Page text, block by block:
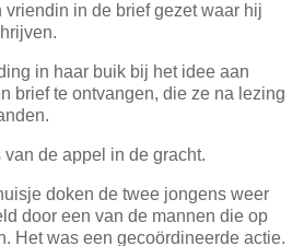
in de brief gezet waar hij
in haar buik bij het idee aan
brief te ontvangen, die ze na lezing
de appel in de gracht.
doken de twee jongens weer
door een van de mannen die op
Het was een gecoördineerde actie.